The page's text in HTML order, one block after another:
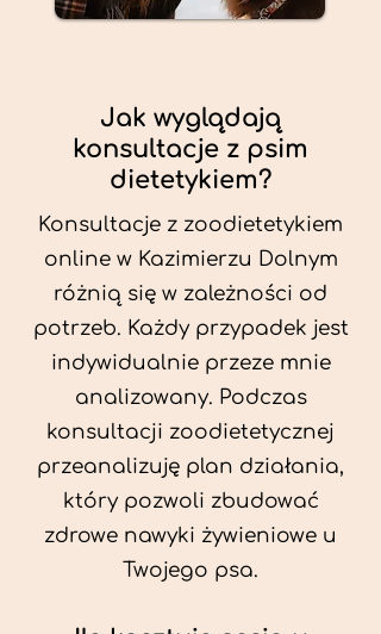
Jak wyglądają
konsultacje z psim
dietetykiem?
Konsultacje z zoodietetykiem
online w Kazimierzu Dolnym
różnią się w zależności od
potrzeb. Każdy przypadek jest
indywidualnie przeze mnie
analizowany. Podczas
konsultacji zoodietetycznej
przeanalizuję plan działania,
który pozwoli zbudować
zdrowe nawyki żywieniowe u
Twojego psa.